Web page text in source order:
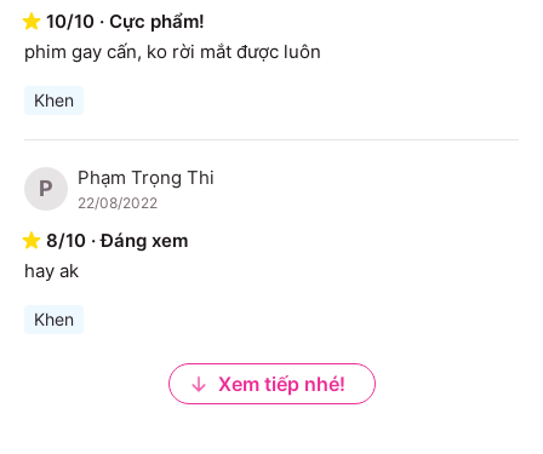
10/10 · Cực phẩm!
phim gay cấn, ko rời mắt được luôn
Khen
P Phạm Trọng Thi
22/08/2022
8/10 ·Đáng xem
hay ak
Khen
Xem tiếp nhé!